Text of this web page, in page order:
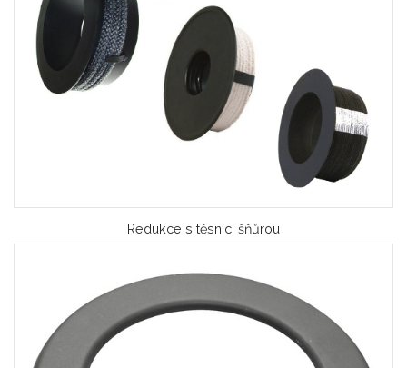
Redukce s těsnící šňůrou